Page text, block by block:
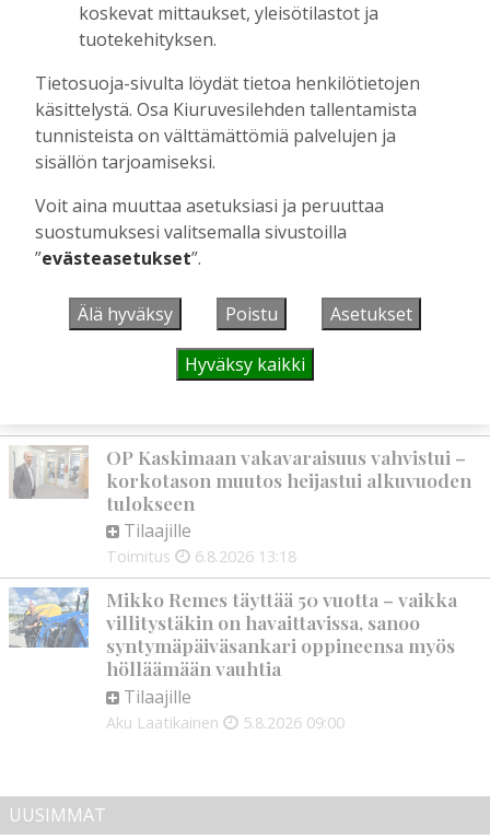
Kiuruvedelle ja Iisalmeen
ostopalvelulääkäri – tarkoituksena on
helpottaa kaupunkien lääkäripulaa
Tilaajille
Aku Laatikainen 7.8.2026 12:00
Golftapahtuma tuotti jälleen komeasti
tukea Kiuruveden nuorille – palkittavat
julkaistaan loppuvuodesta
Tilaajille
Aku Laatikainen
rahoitusasiat, työllisyys, lääkäripula… –
ministeri Sari Essayahin kanssa piisasi
keskustelunaiheita
Tilaajille
OP Kaskimaan vakavaraisuus vahvistui –
korkotason muutos heijastui alkuvuoden
tulokseen
Tilaajille
Toimitus 6.8.2026 13:18
Mikko Remes täyttää 50 vuotta – vaikka
villitystäkin on havaittavissa, sanoo
syntymäpäiväsankari oppineensa myös
hölläämään vauhtia
Tilaajille
Aku Laatikainen 5.8.2026 09:00
UUSIMMAT
koskevat mittaukset, yleisötilastot ja
tuotekehityksen.
Tietosuoja-sivulta löydät tietoa henkilötietojen
käsittelystä. Osa Kiuruvesilehden tallentamista
tunnisteista on välttämättömiä palvelujen ja
sisällön tarjoamiseksi.
Voit aina muuttaa asetuksiasi ja peruuttaa
suostumuksesi valitsemalla sivustoilla
”evästeasetukset”.
Älä hyväksy Poistu Asetukset
Hyväksy kaikki